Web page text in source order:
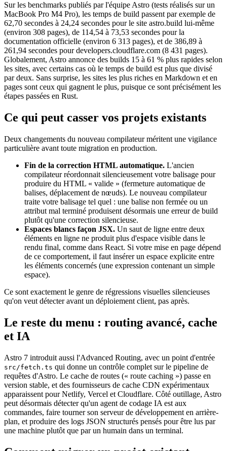
Sur les benchmarks publiés par l'équipe Astro (tests réalisés sur un
MacBook Pro M4 Pro), les temps de build passent par exemple de
62,70 secondes à 24,24 secondes pour le site astro.build lui-même
(environ 308 pages), de 114,54 à 73,53 secondes pour la
documentation officielle (environ 6 313 pages), et de 386,89 à
261,94 secondes pour developers.cloudflare.com (8 431 pages).
Globalement, Astro annonce des builds 15 à 61 % plus rapides selon
les sites, avec certains cas où le temps de build est plus que divisé
par deux. Sans surprise, les sites les plus riches en Markdown et en
pages sont ceux qui gagnent le plus, puisque ce sont précisément les
étapes passées en Rust.
Ce qui peut casser vos projets existants
Deux changements du nouveau compilateur méritent une vigilance
particulière avant toute migration en production.
Fin de la correction HTML automatique. L'ancien
compilateur réordonnait silencieusement votre balisage pour
produire du HTML « valide » (fermeture automatique de
balises, déplacement de nœuds). Le nouveau compilateur
traite votre balisage tel quel : une balise non fermée ou un
attribut mal terminé produisent désormais une erreur de build
plutôt qu'une correction silencieuse.
Espaces blancs façon JSX. Un saut de ligne entre deux
éléments en ligne ne produit plus d'espace visible dans le
rendu final, comme dans React. Si votre mise en page dépend
de ce comportement, il faut insérer un espace explicite entre
les éléments concernés (une expression contenant un simple
espace).
Ce sont exactement le genre de régressions visuelles silencieuses
qu'on veut détecter avant un déploiement client, pas après.
Le reste du menu : routing avancé, cache
et IA
Astro 7 introduit aussi l'Advanced Routing, avec un point d'entrée
src/fetch.ts qui donne un contrôle complet sur le pipeline de
requêtes d'Astro. Le cache de routes (« route caching ») passe en
version stable, et des fournisseurs de cache CDN expérimentaux
apparaissent pour Netlify, Vercel et Cloudflare. Côté outillage, Astro
peut désormais détecter qu'un agent de codage IA est aux
commandes, faire tourner son serveur de développement en arrière-
plan, et produire des logs JSON structurés pensés pour être lus par
une machine plutôt que par un humain dans un terminal.